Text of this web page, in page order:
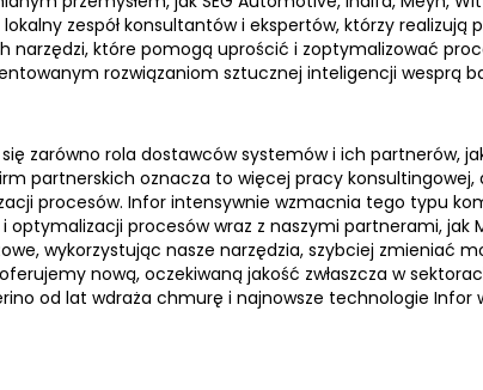
zespół konsultantów i ekspertów, którzy realizują
narzędzi, które pomogą uprościć i zoptymalizować
rozwiązaniom sztucznej inteligencji wesprą
zarówno rola dostawców systemów i ich partnerów,
partnerskich oznacza to więcej pracy
procesów. Infor intensywnie wzmacnia tego typu
procesów wraz z naszymi partnerami, jak
wykorzystując nasze narzędzia, szybciej zmieniać
nową, oczekiwaną jakość zwłaszcza w
od lat wdraża chmurę i najnowsze technologie Infor